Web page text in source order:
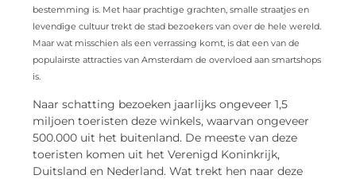
bestemming is. Met haar prachtige grachten, smalle straatjes en
levendige cultuur trekt de stad bezoekers van over de hele wereld.
Maar wat misschien als een verrassing komt, is dat een van de
populairste attracties van Amsterdam de overvloed aan smartshops
is.
Naar schatting bezoeken jaarlijks ongeveer 1,5
miljoen toeristen deze winkels, waarvan ongeveer
500.000 uit het buitenland. De meeste van deze
toeristen komen uit het Verenigd Koninkrijk,
Duitsland en Nederland. Wat trekt hen naar deze